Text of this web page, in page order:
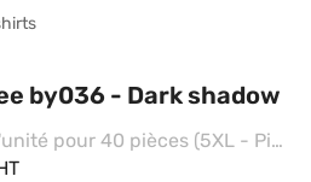
by036 - Dark shadow
Prix à l'unité pour 40 pièces (5XL - Pink)